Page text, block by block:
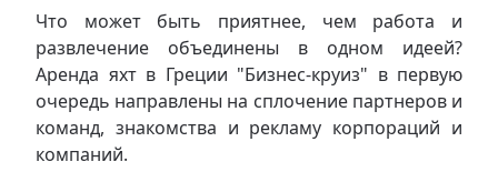
Что может быть приятнее, чем работа и
развлечение объединены в одном идеей?
Аренда яхт в Греции "Бизнес-круиз" в первую
очередь направлены на сплочение партнеров и
команд, знакомства и рекламу корпораций и
компаний.